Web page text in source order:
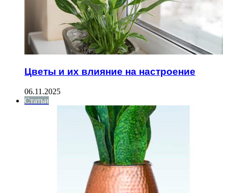
Цветы и их влияние на настроение
06.11.2025
Статьи